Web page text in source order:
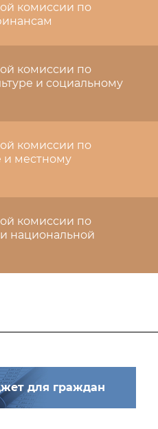
комиссии по
комиссии по
и социальному
комиссии по
и местному
комиссии по
национальной
для граждан